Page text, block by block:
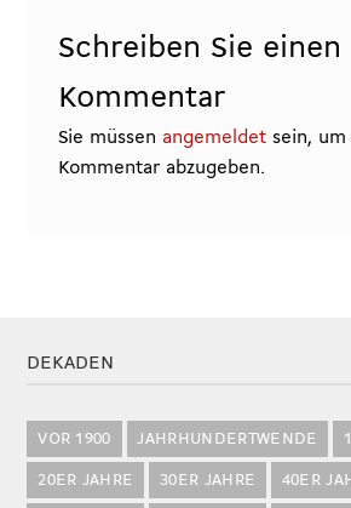
Schreiben Sie einen
Kommentar
Sie müssen angemeldet sein, um
Kommentar abzugeben.
DEKADEN
VOR 1900 JAHRHUNDERTWENDE
20ER JAHRE 30ER JAHRE 40ER